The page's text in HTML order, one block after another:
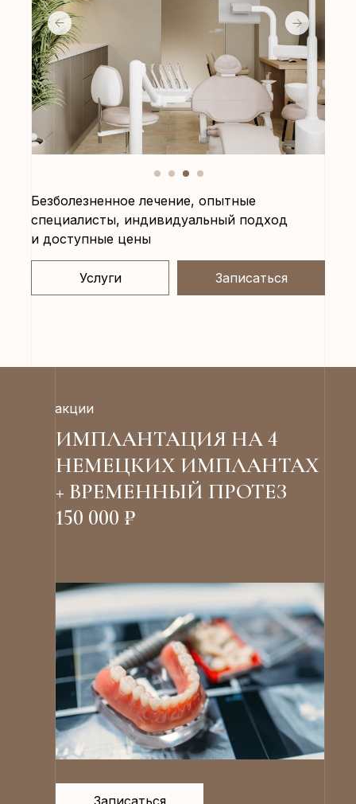
Безболезненное лечение, опытные
специалисты, индивидуальный подход
и доступные цены
Услуги Записаться
акции
ИМПЛАНТАЦИЯ НА 4
НЕМЕЦКИХ ИМПЛАНТАХ
+ ВРЕМЕННЫЙ ПРОТЕЗ
150 000 ₽
Записаться